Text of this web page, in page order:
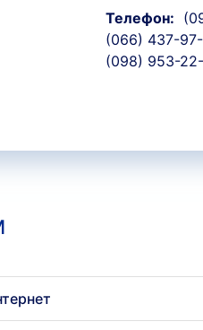
Телефон:
(066) 437-
(098) 953-